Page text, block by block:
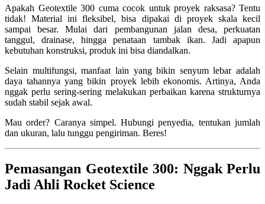
Apakah Geotextile 300 cuma cocok untuk proyek raksasa? Tentu
tidak! Material ini fleksibel, bisa dipakai di proyek skala kecil
sampai besar. Mulai dari pembangunan jalan desa, perkuatan
tanggul, drainase, hingga penataan tambak ikan. Jadi apapun
kebutuhan konstruksi, produk ini bisa diandalkan.
Selain multifungsi, manfaat lain yang bikin senyum lebar adalah
daya tahannya yang bikin proyek lebih ekonomis. Artinya, Anda
nggak perlu sering-sering melakukan perbaikan karena strukturnya
sudah stabil sejak awal.
Mau order? Caranya simpel. Hubungi penyedia, tentukan jumlah
dan ukuran, lalu tunggu pengiriman. Beres!
Pemasangan Geotextile 300: Nggak Perlu
Jadi Ahli Rocket Science